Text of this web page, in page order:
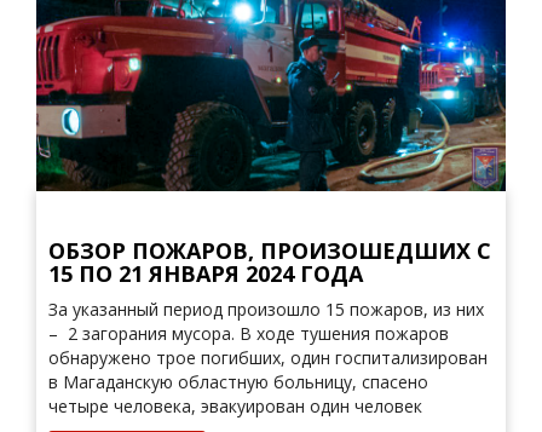
ОБЗОР ПОЖАРОВ, ПРОИЗОШЕДШИХ С
15 ПО 21 ЯНВАРЯ 2024 ГОДА
За указанный период произошло 15 пожаров, из них
– 2 загорания мусора. В ходе тушения пожаров
обнаружено трое погибших, один госпитализирован
в Магаданскую областную больницу, спасено
четыре человека, эвакуирован один человек